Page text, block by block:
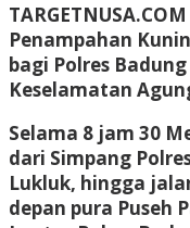
Penampahan
bagi Polres
Keselamatan
Selama 8 jam 30
dari Simpang
Lukluk, hingga
depan pura Puseh